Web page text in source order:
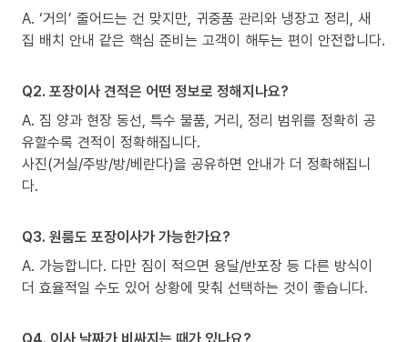
A. ‘거의’ 줄어드는 건 맞지만, 귀중품 관리와 냉장고 정리, 새
집 배치 안내 같은 핵심 준비는 고객이 해두는 편이 안전합니다.
Q2. 포장이사 견적은 어떤 정보로 정해지나요?
A. 짐 양과 현장 동선, 특수 물품, 거리, 정리 범위를 정확히 공
유할수록 견적이 정확해집니다.
사진(거실/주방/방/베란다)을 공유하면 안내가 더 정확해집니
다.
Q3. 원룸도 포장이사가 가능한가요?
A. 가능합니다. 다만 짐이 적으면 용달/반포장 등 다른 방식이
더 효율적일 수도 있어 상황에 맞춰 선택하는 것이 좋습니다.